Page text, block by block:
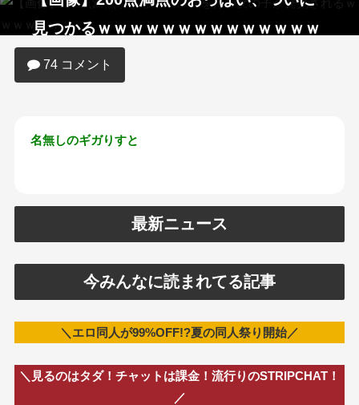
見つかるｗｗｗｗｗｗｗｗｗｗｗｗｗｗ
74 コメント
名無しのギガりすと
最新ニュース
今みんなに読まれてる記事
＼エロ同人が99%OFF!?夏の同人祭り開始／
＼見るのはタダ！チャットは課金！流行りのSTRIPCHAT！
／